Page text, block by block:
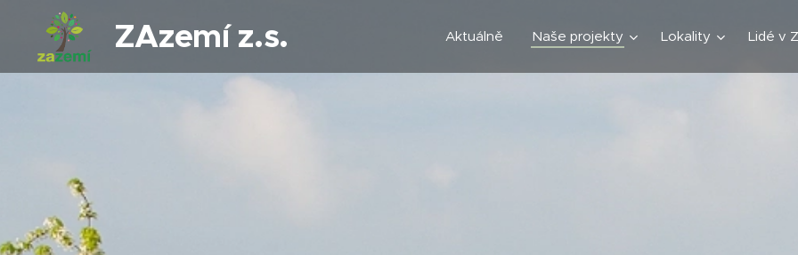
ZAzemí z.s. Aktuálně Naše projekty Lokality Lidé v